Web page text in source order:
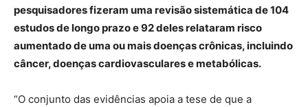
pesquisadores fizeram uma revisão sistemática de 104
estudos de longo prazo e 92 deles relataram risco
aumentado de uma ou mais doenças crônicas, incluindo
câncer, doenças cardiovasculares e metabólicas.
“O conjunto das evidências apoia a tese de que a